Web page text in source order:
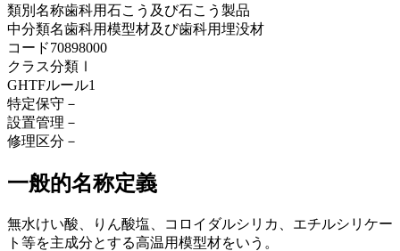
類別名称歯科用石こう及び石こう製品
中分類名歯科用模型材及び歯科用埋没材
コード70898000
クラス分類 Ⅰ
GHTFルール1
特定保守 －
設置管理 －
修理区分 －
一般的名称定義
無水けい酸、りん酸塩、コロイダルシリカ、エチルシリケー
ト等を主成分とする高温用模型材をいう。